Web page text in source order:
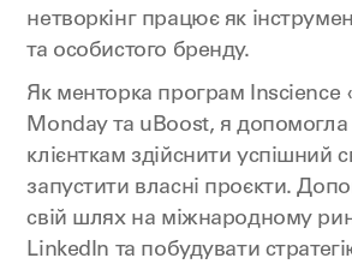
нетворкінг працює як
та особистого бренду.
Як менторка програм Inscience
Monday та uBoost, я
клієнткам здійснити успішний
запустити власні проєкти.
свій шлях на міжнародному
LinkedIn та побудувати